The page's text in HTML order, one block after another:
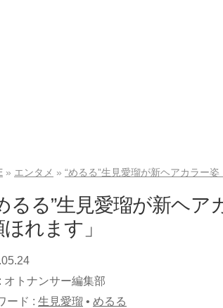
エンタメ “めるる”生見愛瑠が新ヘアカラー
るる”生見愛瑠が新ヘ
ほれます」
オトナンサー編集部
ード : 生見愛瑠 • めるる